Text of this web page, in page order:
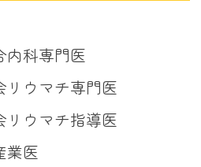
内科専門医
リウマチ専門医
リウマチ指導医
業医